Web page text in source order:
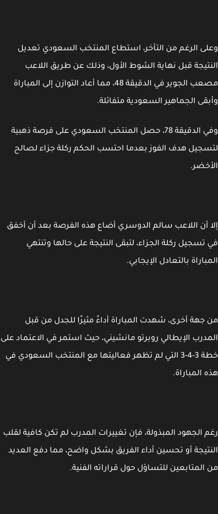
الرغم من التأخر، استطاع المنتخب السعودي تعديل
قبل نهاية الشوط الأول، وذلك عن طريق اللاعب
مصعب الجوير في الدقيقة 48، مما أعاد التوازن إلى المباراة
الجماهير السعودية متفائلة.
وفي الدقيقة 78، حصل المنتخب السعودي على فرصة ذهبية
هدف الفوز بعدما احتسب الحكم ركلة جزاء لصالح
أن اللاعب سالم الدوسري أضاع هذه الفرصة بعد أن أخفق
ركلة الجزاء، لتبقى النتيجة على حالها وتنتهي
بالتعادل الإيجابي.
جهة أخرى، شهدت المباراة أداءً مثيرًا للجدل من قبل
الإيطالي روبرتو مانشيني، حيث استمر في الاعتماد على
خطة 3-4-3 التي لم تظهر فعاليتها مع المنتخب السعودي في
المباراة.
الجهود المبذولة، فإن تغييرات المدرب لم تكن كافية لقلب
أو تحسين أداء الفريق بشكل واضح، مما دفع العديد
للتساؤل حول قراراته الفنية.